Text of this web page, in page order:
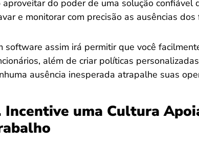
aproveitar do poder de uma solução confiável
e monitorar com precisão as ausências dos
software assim irá permitir que você
além de criar políticas
ausência inesperada atrapalhe suas
Incentive uma Cultura